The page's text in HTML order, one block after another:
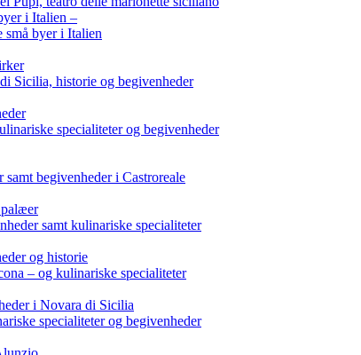
i Italien –
små byer i Italien
Sicilia, historie og begivenheder
specialiteter og begivenheder
begivenheder i Castroreale
samt kulinariske specialiteter
og historie
– og kulinariske specialiteter
i Novara di Sicilia
specialiteter og begivenheder